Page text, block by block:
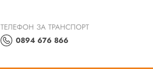
ТЕЛЕФОН ЗА ТРАНСПОРТ
0894 676 866